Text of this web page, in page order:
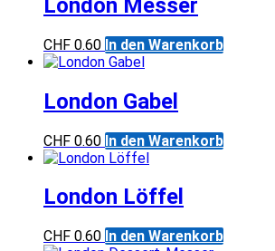
London Messer
CHF 0.60 In den Warenkorb
London Gabel
CHF 0.60 In den Warenkorb
London Löffel
CHF 0.60 In den Warenkorb